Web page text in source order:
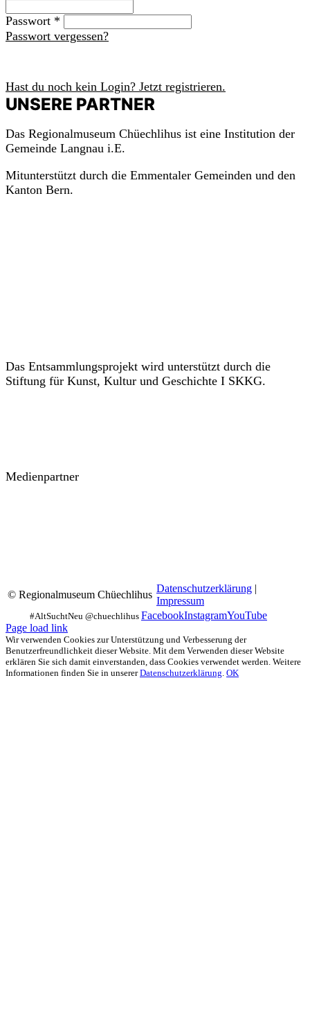
Passwort *
Passwort vergessen?
Hast du noch kein Login? Jetzt registrieren.
UNSERE PARTNER
Das Regionalmuseum Chüechlihus ist eine Institution der
Gemeinde Langnau i.E.
Mitunterstützt durch die Emmentaler Gemeinden und den
Kanton Bern.
Das Entsammlungsprojekt wird unterstützt durch die
Stiftung für Kunst, Kultur und Geschichte I SKKG.
Medienpartner
© Regionalmuseum Chüechlihus
Datenschutzerklärung |
Impressum
FacebookInstagramYouTube
Page load link
Wir verwenden Cookies zur Unterstützung und Verbesserung der
Benutzerfreundlichkeit dieser Website. Mit dem Verwenden dieser Website
erklären Sie sich damit einverstanden, dass Cookies verwendet werden. Weitere
Informationen finden Sie in unsererDatenschutzerklärung. OK